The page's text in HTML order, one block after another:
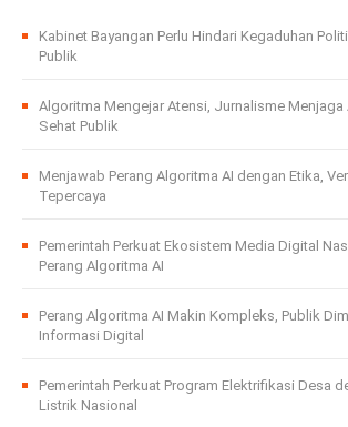
Kabinet Bayangan Perlu Hindari Kegaduhan
Publik
Algoritma Mengejar Atensi, Jurnalisme Menjaga
Sehat Publik
Menjawab Perang Algoritma AI dengan Etika,
Tepercaya
Pemerintah Perkuat Ekosistem Media Digital
Perang Algoritma AI
Perang Algoritma AI Makin Kompleks, Publik
Informasi Digital
Pemerintah Perkuat Program Elektrifikasi Desa
Listrik Nasional